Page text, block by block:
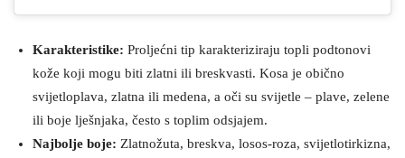
Karakteristike: Proljećni tip karakteriziraju topli podtonovi
kože koji mogu biti zlatni ili breskvasti. Kosa je obično
svijetloplava, zlatna ili medena, a oči su svijetle – plave, zelene
ili boje lješnjaka, često s toplim odsjajem.
Najbolje boje: Zlatnožuta, breskva, losos-roza, svijetlotirkizna,